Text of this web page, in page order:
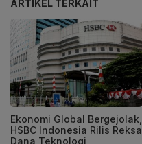
ARTIKEL TERKAIT
Ekonomi Global Bergejolak,
HSBC Indonesia Rilis Reksa
Dana Teknologi